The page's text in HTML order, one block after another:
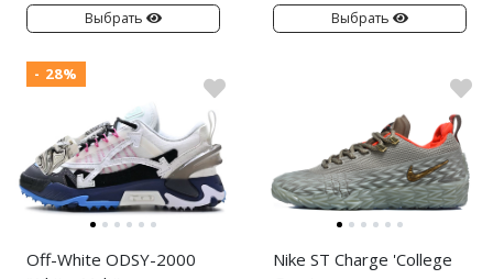
Выбрать Выбрать
- 28%
Off-White ODSY-2000
Nike ST Charge 'College